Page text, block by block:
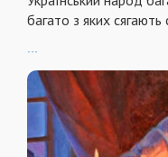
багато з яких